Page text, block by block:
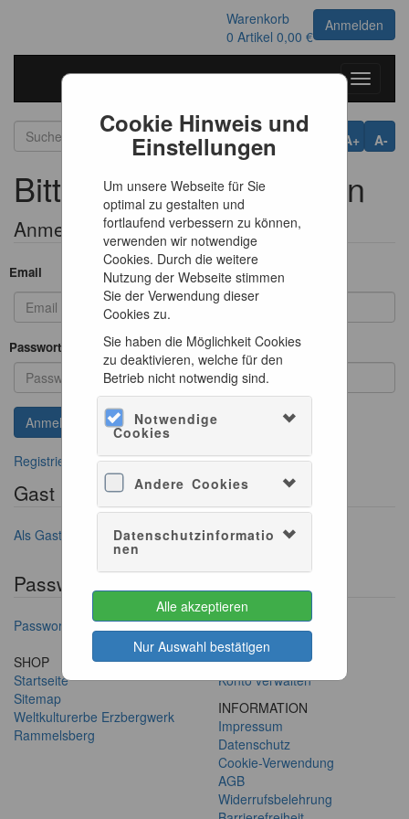
Cookie Hinweis und
Einstellungen
Um unsere Webseite für Sie
optimal zu gestalten und
fortlaufend verbessern zu können,
verwenden wir notwendige
Cookies. Durch die weitere
Nutzung der Webseite stimmen
Sie der Verwendung dieser
Cookies zu.
Sie haben die Möglichkeit Cookies
zu deaktivieren, welche für den
Betrieb nicht notwendig sind.
Notwendige
Cookies
Andere Cookies
Datenschutzinformatio
nen
Alle akzeptieren
Nur Auswahl bestätigen
Warenkorb
0 Artikel 0,00 €
Anmelden
Toggle
A-
A+
Bitte melden Sie sich an
Anmeldeformular
Email
Passwort
Registrieren, wenn Sie kein Konto besitzen
Gast Login
Als Gast anmelden
Passwort vergessen?
Passwort anfordern
SHOP
Startseite
Sitemap
Weltkulturerbe Erzbergwerk
Rammelsberg
SERVICE
Konto verwalten
INFORMATION
Impressum
Datenschutz
Cookie-Verwendung
AGB
Widerrufsbelehrung